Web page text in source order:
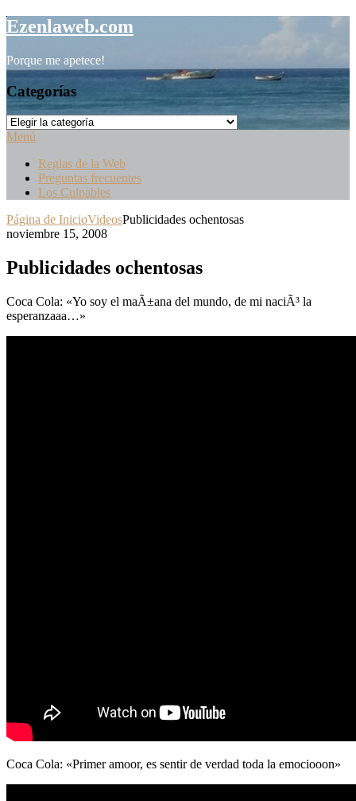
Saltar
al
Ezenlaweb.com
Porque me apetece!
Categorías
Categorías
Menú
Reglas de la Web
Preguntas frecuentes
Los Culpables
Página de InicioVideosPublicidades ochentosas
noviembre 15, 2008
Publicidades ochentosas
Coca Cola: «Yo soy el maÃ±ana del mundo, de mi naciÃ³ la
esperanzaaa…»
Coca Cola: «Primer amoor, es sentir de verdad toda la emociooon»